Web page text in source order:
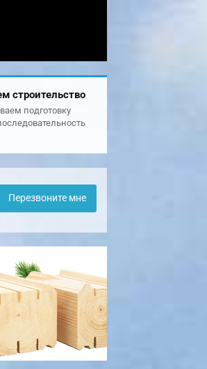
строительство
подготовку
Перезвоните мне